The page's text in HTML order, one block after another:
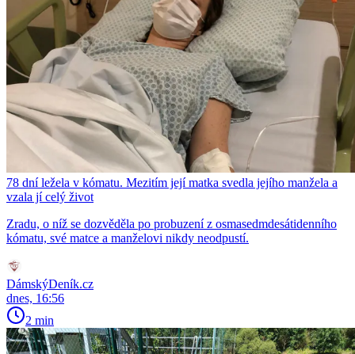
78 dní ležela v kómatu. Mezitím její matka svedla jejího manžela a
vzala jí celý život
Zradu, o níž se dozvěděla po probuzení z osmasedmdesátidenního
kómatu, své matce a manželovi nikdy neodpustí.
DámskýDeník.cz
dnes, 16:56
2 min